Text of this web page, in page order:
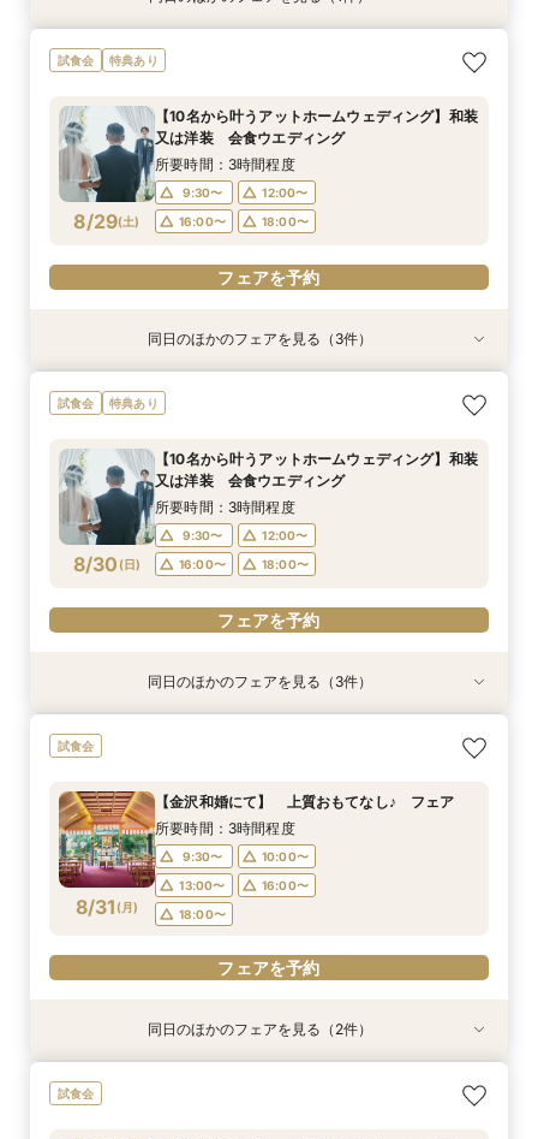
8/28 金)
【少人数結婚式】貸切り可能なホテルウエディン
グ相談会
10:00〜
13:00〜
16:00〜
18:00〜
フェアを予約
試食会 特典あり
8/29(土)
【10名から叶うアットホームウェディング】和装
又は洋装 会食ウエディング
所要時間：3時間程度
9:30〜
12:00〜
16:00〜
18:00〜
フェアを予約
8/29 土)
【家族婚フェア】宿泊特典付き/洋装・和装/相談
会 アットホームウエディング相談会
9:30〜
12:00〜
16:00〜
18:00〜
フェアを予約
8/29 土)
【金沢和婚にて】 上質おもてなし♪ フェア
9:30〜
10:00〜
13:00〜
16:00〜
18:00〜
フェアを予約
8/29 土)
2026年12月までの挙式をお考えのお2人へ 宿
泊・ドレス特典付き
9:30〜
10:00〜
13:00〜
16:00〜
18:00〜
同日のほかのフェアを見る（3件）
試食会 特典あり
8/30 (日)
【10名から叶うアットホームウェディング】和装
又は洋装 会食ウエディング
所要時間：3時間程度
9:30〜
12:00〜
16:00〜
18:00〜
フェアを予約
8/30(日)
【家族婚フェア】宿泊特典付き/洋装・和装/相談
16:00〜
18:00〜
フェアを予約
8/30(日)
9:30〜
10:00〜
13:00〜
16:00〜
18:00〜
フェアを予約
8/30(日)
2026年12月までの挙式をお考えのお2人へ 宿
13:00〜
16:00〜
18:00〜
フェアを予約
同日のほかのフェアを見る（3件）
試食会
8/31 (月)
【金沢和婚にて】 上質おもてなし♪ フェア
所要時間：3時間程度
9:30〜
10:00〜
13:00〜
16:00〜
18:00〜
フェアを予約
2026年12月までの挙式をお考えのお2人へ 宿
【少人数結婚式】貸切り可能なホテルウエディン
同日のほかのフェアを見る（2件）
試食会